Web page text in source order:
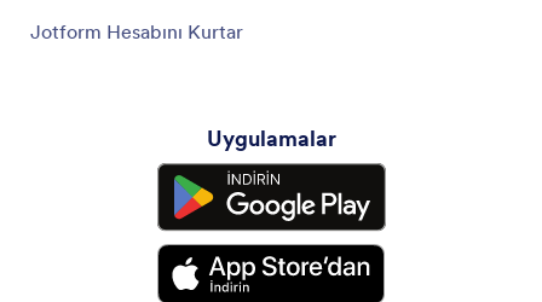
Jotform Hesabını Kurtar
Uygulamalar